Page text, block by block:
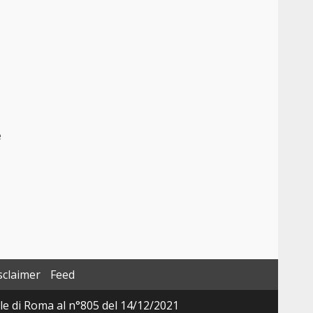
Feed
Roma al n°805 del 14/12/2021